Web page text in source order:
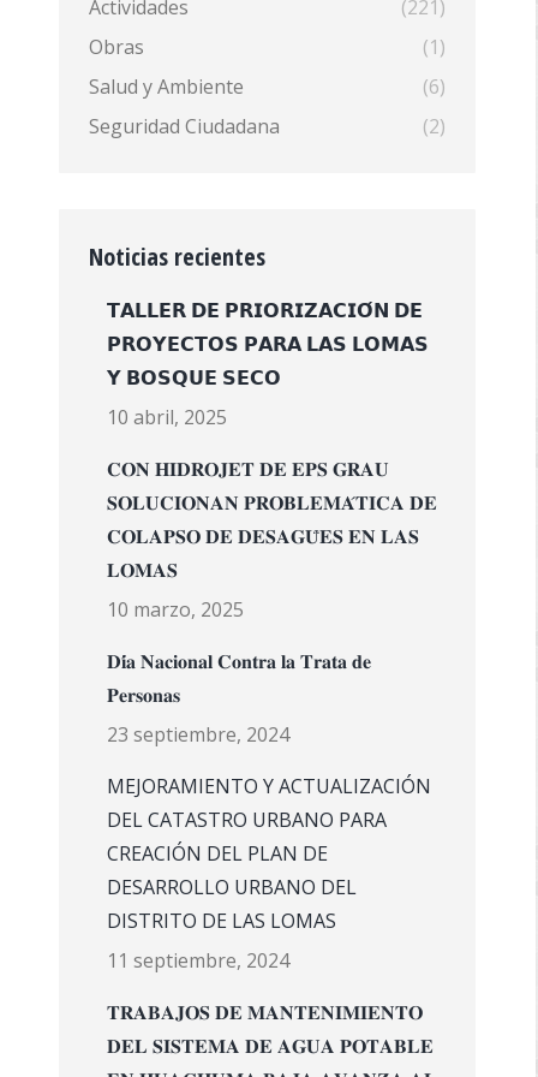
Actividades
(221)
Obras
(1)
Salud y Ambiente
(6)
Seguridad Ciudadana
(2)
Noticias recientes
𝗧𝗔𝗟𝗟𝗘𝗥 𝗗𝗘 𝗣𝗥𝗜𝗢𝗥𝗜𝗭𝗔𝗖𝗜𝗢́𝗡 𝗗𝗘
𝗣𝗥𝗢𝗬𝗘𝗖𝗧𝗢𝗦 𝗣𝗔𝗥𝗔 𝗟𝗔𝗦 𝗟𝗢𝗠𝗔𝗦
𝗬 𝗕𝗢𝗦𝗤𝗨𝗘 𝗦𝗘𝗖𝗢
10 abril, 2025
𝐂𝐎𝐍 𝐇𝐈𝐃𝐑𝐎𝐉𝐄𝐓 𝐃𝐄 𝐄𝐏𝐒 𝐆𝐑𝐀𝐔
𝐒𝐎𝐋𝐔𝐂𝐈𝐎𝐍𝐀𝐍 𝐏𝐑𝐎𝐁𝐋𝐄𝐌𝐀́𝐓𝐈𝐂𝐀 𝐃𝐄
𝐂𝐎𝐋𝐀𝐏𝐒𝐎 𝐃𝐄 𝐃𝐄𝐒𝐀𝐆𝐔̈𝐄𝐒 𝐄𝐍 𝐋𝐀𝐒
𝐋𝐎𝐌𝐀𝐒
10 marzo, 2025
𝐃𝐢́𝐚 𝐍𝐚𝐜𝐢𝐨𝐧𝐚𝐥 𝐂𝐨𝐧𝐭𝐫𝐚 𝐥𝐚 𝐓𝐫𝐚𝐭𝐚 𝐝𝐞
𝐏𝐞𝐫𝐬𝐨𝐧𝐚𝐬
23 septiembre, 2024
MEJORAMIENTO Y ACTUALIZACIÓN
DEL CATASTRO URBANO PARA
CREACIÓN DEL PLAN DE
DESARROLLO URBANO DEL
DISTRITO DE LAS LOMAS
11 septiembre, 2024
𝐓𝐑𝐀𝐁𝐀𝐉𝐎𝐒 𝐃𝐄 𝐌𝐀𝐍𝐓𝐄𝐍𝐈𝐌𝐈𝐄𝐍𝐓𝐎
𝐃𝐄𝐋 𝐒𝐈𝐒𝐓𝐄𝐌𝐀 𝐃𝐄 𝐀𝐆𝐔𝐀 𝐏𝐎𝐓𝐀𝐁𝐋𝐄